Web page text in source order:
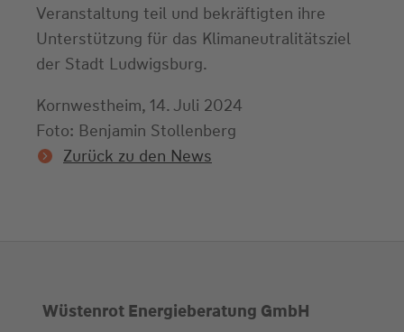
Veranstaltung teil und bekräftigten ihre
Unterstützung für das Klimaneutralitätsziel
der Stadt Ludwigsburg.
Kornwestheim, 14. Juli 2024
Foto: Benjamin Stollenberg
Zurück zu den News
Wüstenrot Energieberatung GmbH